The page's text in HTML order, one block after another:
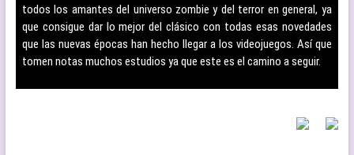
todos los amantes del universo zombie y del terror en general, ya
que consigue dar lo mejor del clásico con todas esas novedades
que las nuevas épocas han hecho llegar a los videojuegos. Así que
tomen notas muchos estudios ya que este es el camino a seguir.